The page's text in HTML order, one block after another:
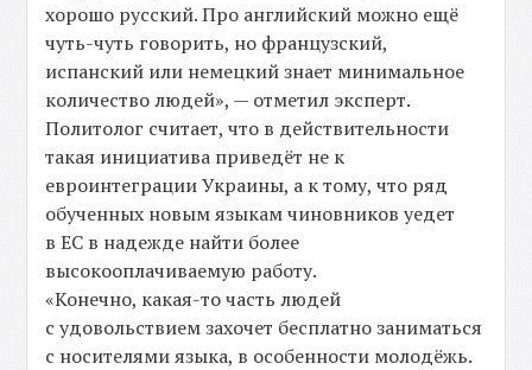
хорошо русский. Про английский можно ещё
чуть-чуть говорить, но французский,
испанский или немецкий знает минимальное
количество людей», — отметил эксперт.
Политолог считает, что в действительности
такая инициатива приведёт не к
евроинтеграции Украины, а к тому, что ряд
обученных новым языкам чиновников уедет
в ЕС в надежде найти более
высокооплачиваемую работу.
«Конечно, какая-то часть людей
с удовольствием захочет бесплатно заниматься
с носителями языка, в особенности молодёжь.